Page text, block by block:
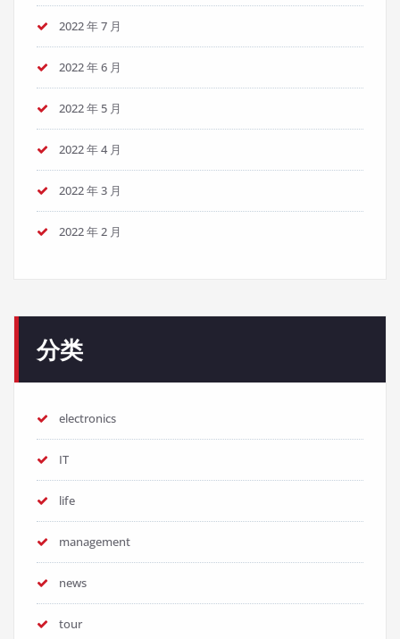
2022 年 7 月
2022 年 6 月
2022 年 5 月
2022 年 4 月
2022 年 3 月
2022 年 2 月
分类
electronics
IT
life
management
news
tour